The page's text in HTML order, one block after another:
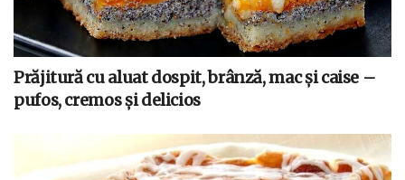
Prăjitură cu aluat dospit, brânză, mac și caise –
pufos, cremos și delicios